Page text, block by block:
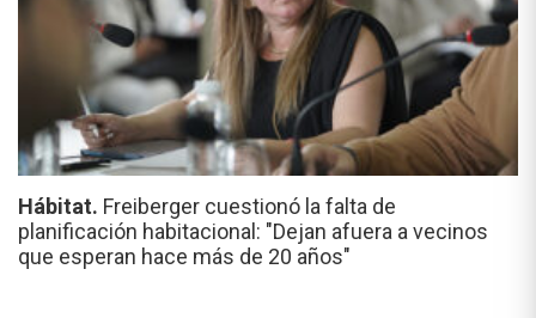
Hábitat. Freiberger cuestionó la falta de
planificación habitacional: "Dejan afuera a vecinos
que esperan hace más de 20 años"